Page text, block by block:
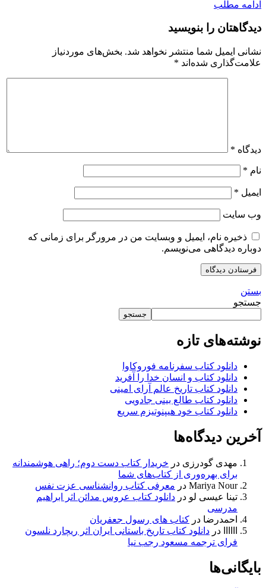
ادامه مطلب
دیدگاهتان را بنویسید
نشانی ایمیل شما منتشر نخواهد شد. بخش‌های موردنیاز
علامت‌گذاری شده‌اند *
دیدگاه *
نام *
ایمیل *
وب‌ سایت
ذخیره نام، ایمیل و وبسایت من در مرورگر برای زمانی که
دوباره دیدگاهی می‌نویسم.
بستن
جستجو
جستجو
نوشته‌های تازه
دانلود کتاب سفرنامه فوروکاوا
دانلود کتاب و انسان خدا را آفرید
دانلود کتاب تاریخ عالم آرای امینی
دانلود کتاب طالع بینی جادویی
دانلود کتاب خود هیپنوتیزم سریع
آخرین دیدگاه‌ها
مهدی گودرزی در خریدار کتاب دست دوم؛ راهی هوشمندانه
برای بهره‌وری از کتاب‌های شما
Mariya Nour در معرفی کتاب روانشناسی عزت نفس
تینا عیسی لو در دانلود کتاب عروس مدائن اثر ابراهیم
مدرسی
احمدرضا در کتاب های رسول جعفریان
در دانلود کتاب تاریخ باستانی ایران اثر ریچارد نلسون
فرای ترجمه مسعود رجب نیا
بایگانی‌ها